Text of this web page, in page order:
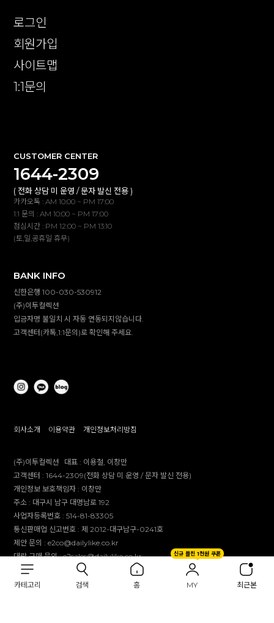
카테고리 검색 홈
신규 플친 1천원 쿠폰
MY 최근본
로그인
회원가입
사이트맵
1:1문의
CUSTOMER CENTER
1644-2309
( 전화 상담 미 운영 / 문자 발신 전용 )
카카오톡 : AM 10:00 ~ PM 17:00
1:1 문의 : AM 10:00 ~ PM 17:00
점심시간 : PM 12:00 ~ PM 13:10
(토,일,공휴일 휴무)
BANK INFO
신한은행 100-030-530912
(주)이투컬렉션
입금자명 불일치 시 자동 연동되지않습니다.
고객센터(카톡,1:1문의)로 확인해 주세요.
회사소개 이용약관 개인정보처리방침
(주)이투컬렉션 대표 : 이용철, 이창만
고객센터 :1644-2309(전화 상담 미 운영 / 문자 발신 전용)
개인정보 보호책임자 : 이창만
주소 : 대구시 남구 대명남로 192
사업자등록번호 :514-81-83305
통신판매업 신고번호 :제 2012-대구남구-0241호
제안 문의 : e2co@dailylike.co.kr
대량 구매 문의 : e2sales@dailylike.co.kr
Overseas business : dailylike@e2collection.com
FAX :053-651-2309